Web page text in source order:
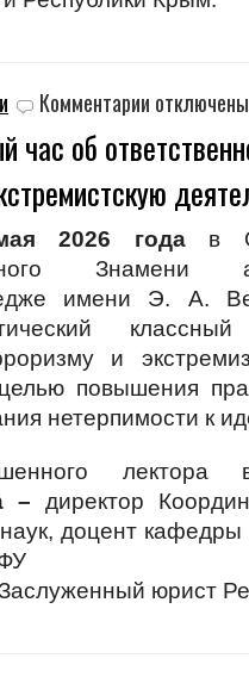
Комментарии записи
Тематический
классный
об
за
и
экстремистскую
деятельность
отключены
час об
2026 года в
Знамени
имени Э. А.
и
повышения
нетерпимости к
лектора
– директор
доцент кафедры
юрист